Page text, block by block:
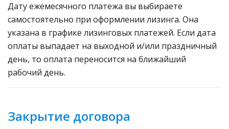
Дату ежемесячного платежа вы выбираете
самостоятельно при оформлении лизинга. Она
указана в графике лизинговых платежей. Если дата
оплаты выпадает на выходной и/или праздничный
день, то оплата переносится на ближайший
рабочий день.
Закрытие договора